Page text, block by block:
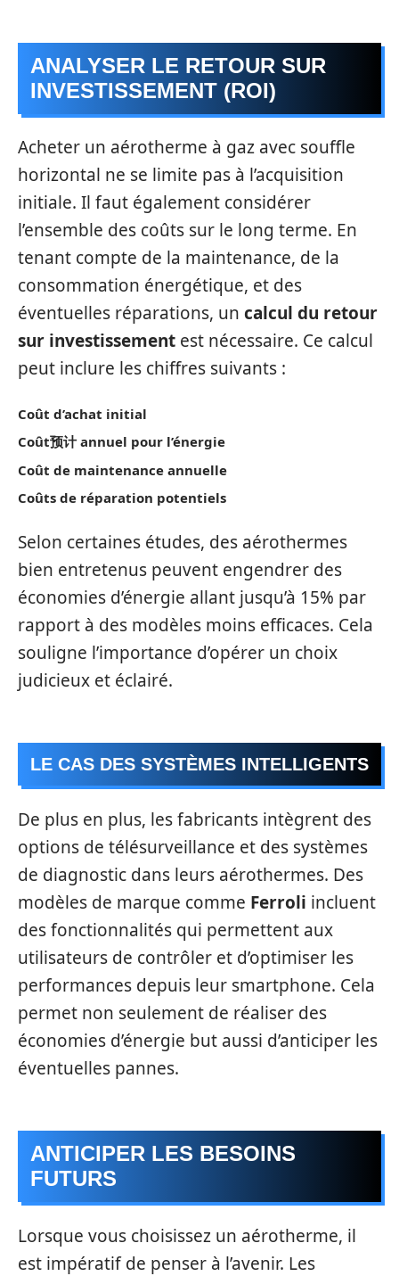
ANALYSER LE RETOUR SUR
INVESTISSEMENT (ROI)
Acheter un aérotherme à gaz avec souffle
horizontal ne se limite pas à l’acquisition
initiale. Il faut également considérer
l’ensemble des coûts sur le long terme. En
tenant compte de la maintenance, de la
consommation énergétique, et des
éventuelles réparations, un calcul du retour
sur investissement est nécessaire. Ce calcul
peut inclure les chiffres suivants :
Coût d’achat initial
Coût预计 annuel pour l’énergie
Coût de maintenance annuelle
Coûts de réparation potentiels
Selon certaines études, des aérothermes
bien entretenus peuvent engendrer des
économies d’énergie allant jusqu’à 15% par
rapport à des modèles moins efficaces. Cela
souligne l’importance d’opérer un choix
judicieux et éclairé.
LE CAS DES SYSTÈMES INTELLIGENTS
De plus en plus, les fabricants intègrent des
options de télésurveillance et des systèmes
de diagnostic dans leurs aérothermes. Des
modèles de marque comme Ferroli incluent
des fonctionnalités qui permettent aux
utilisateurs de contrôler et d’optimiser les
performances depuis leur smartphone. Cela
permet non seulement de réaliser des
économies d’énergie but aussi d’anticiper les
éventuelles pannes.
ANTICIPER LES BESOINS
FUTURS
Lorsque vous choisissez un aérotherme, il
est impératif de penser à l’avenir. Les